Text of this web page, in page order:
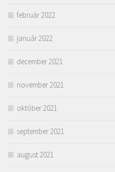
február 2022
január 2022
december 2021
november 2021
október 2021
september 2021
august 2021